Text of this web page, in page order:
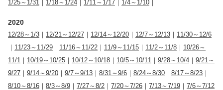
1/25～1/31 ｜ 1/18～1/24 ｜ 1/11～1/17 ｜ 1/4～1/10 ｜
2020
12/28～1/3 ｜ 12/21～12/27 ｜ 12/14～12/20 ｜ 12/7～12/13 ｜ 11/30～12/6
｜ 11/23～11/29 ｜ 11/16～11/22 ｜ 11/9～11/15 ｜ 11/2～11/8 ｜ 10/26～
11/1 ｜ 10/19～10/25 ｜ 10/12～10/18 ｜ 10/5～10/11 ｜ 9/28～10/4 ｜ 9/21～
9/27 ｜ 9/14～9/20 ｜ 9/7～9/13 ｜ 8/31～9/6 ｜ 8/24～8/30 ｜ 8/17～8/23 ｜
8/10～8/16 ｜ 8/3～8/9 ｜ 7/27～8/2 ｜ 7/20～7/26 ｜ 7/13～7/19 ｜ 7/6～7/12